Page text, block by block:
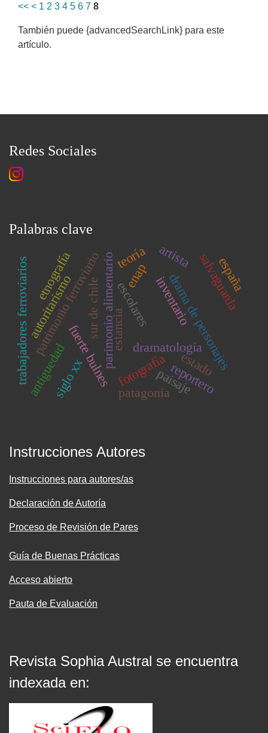
<< < 1 2 3 4 5 6 7 8
También puede {advancedSearchLink} para este
artículo.
Redes Sociales
Palabras clave
escolares
parimonio alimentario
patrimonio ferroviario dramatología
drama de personajes
fuerte bulnes
salvaguarda
antiguedad
inventario
estado
autoritarismo
trabajadores ferroviarios fotografía
siglo xx
españa
etnografía
paisaje
enap
sur de chile
reportero
teoría
patagonia
estancia
artista
Instrucciones Autores
Instrucciones para autores/as
Declaración de Autoría
Proceso de Revisión de Pares
Guía de Buenas Prácticas
Acceso abierto
Pauta de Evaluación
Revista Sophia Austral se encuentra
indexada en: